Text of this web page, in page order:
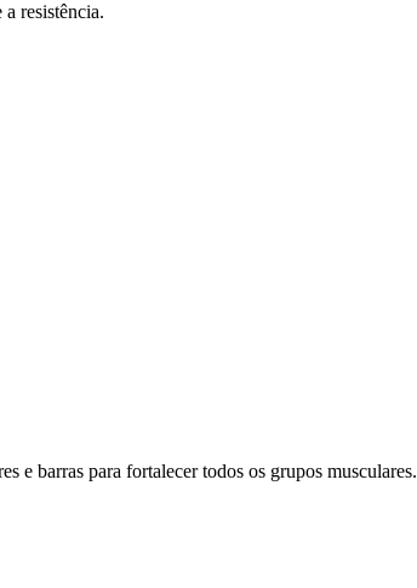
resistência.
e barras para fortalecer todos os grupos musculares.